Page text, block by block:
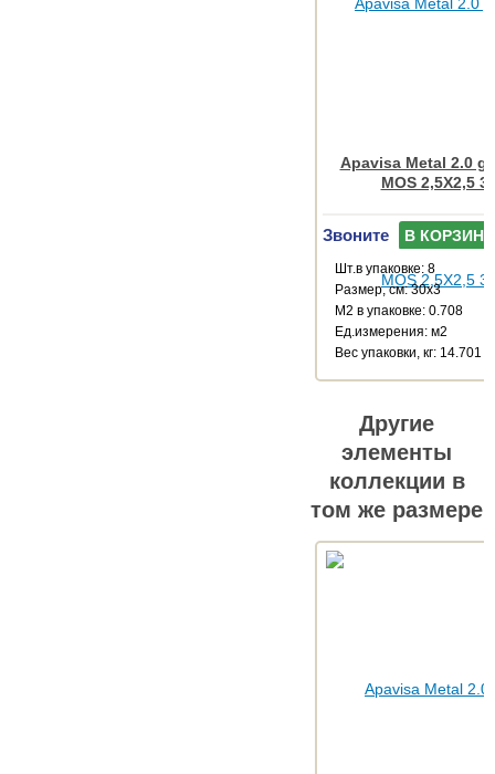
Apavisa Metal 2.0
MOS 2,5X2,5
Звоните В КОРЗИНУ
Шт.в упаковке: 8
Размер, см: 30x3
М2 в упаковке: 0.708
Ед.измерения: м2
Веc упаковки, кг: 14.701
Другие
элементы
коллекции в
том же размере